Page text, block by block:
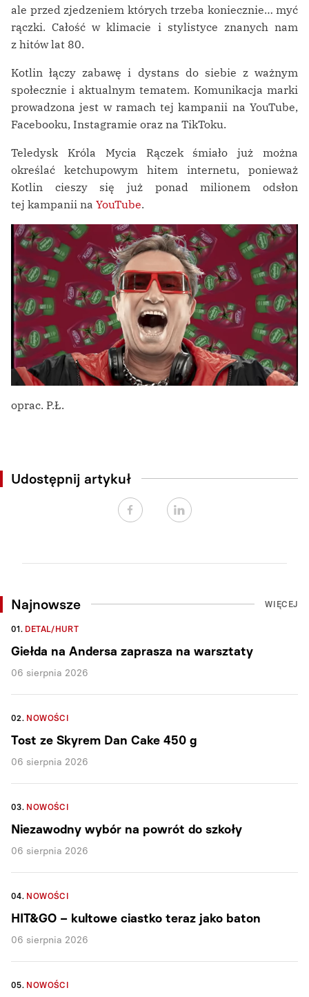
ale przed zjedzeniem których trzeba koniecznie… myć
rączki. Całość w klimacie i stylistyce znanych nam
z hitów lat 80.
Kotlin łączy zabawę i dystans do siebie z ważnym
społecznie i aktualnym tematem. Komunikacja marki
prowadzona jest w ramach tej kampanii na YouTube,
Facebooku, Instagramie oraz na TikToku.
Teledysk Króla Mycia Rączek śmiało już można
określać ketchupowym hitem internetu, ponieważ
Kotlin cieszy się już ponad milionem odsłon
tej kampanii na YouTube.
oprac. P.Ł.
Udostępnij artykuł
Najnowsze WIĘCEJ
01. DETAL/HURT
Giełda na Andersa zaprasza na warsztaty
06 sierpnia 2026
02. NOWOŚCI
Tost ze Skyrem Dan Cake 450 g
06 sierpnia 2026
03. NOWOŚCI
Niezawodny wybór na powrót do szkoły
06 sierpnia 2026
04. NOWOŚCI
HIT&GO – kultowe ciastko teraz jako baton
06 sierpnia 2026
05. NOWOŚCI